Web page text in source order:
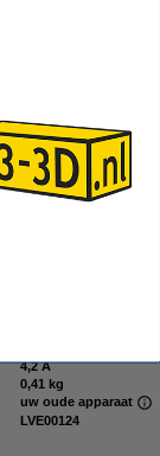
(13,8 -
geïnstalleerd te
4,2 A
0,41 kg
uw oude apparaat
LVE00124